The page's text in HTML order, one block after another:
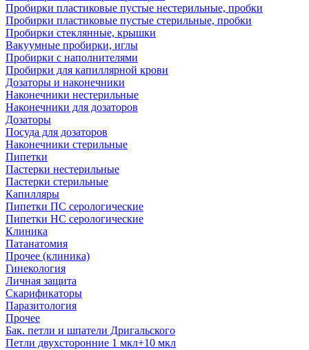
Пробирки пластиковые пустые нестерильные, пробки
Пробирки пластиковые пустые стерильные, пробки
Пробирки стеклянные, крышки
Вакуумные пробирки, иглы
Пробирки с наполнителями
Пробирки для капиллярной крови
Дозаторы и наконечники
Наконечники нестерильные
Наконечники для дозаторов
Дозаторы
Посуда для дозаторов
Наконечники стерильные
Пипетки
Пастерки нестерильные
Пастерки стерильные
Капилляры
Пипетки ПС серологические
Пипетки НС серологические
Клиника
Патанатомия
Прочее (клиника)
Гинекология
Личная защита
Скарификаторы
Паразитология
Прочее
Бак. петли и шпатели Дригальского
Петли двухсторонние 1 мкл+10 мкл